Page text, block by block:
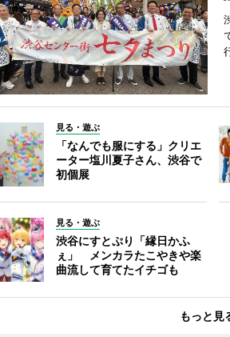
見る・遊ぶ
「なんでも服にする」クリエ
ーター塩川夏子さん、渋谷で
初個展
見る・遊ぶ
渋谷にすとぷり「縁日かふ
ぇ」 メンカラたこやきや楽
曲流して育てたイチゴも
もっと見